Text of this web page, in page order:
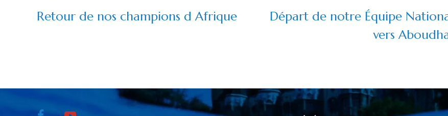
Retour de nos champions d Afrique
Départ de notre Équipe
vers